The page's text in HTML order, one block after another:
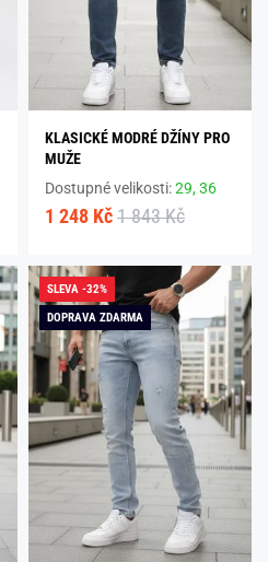
KLASICKÉ MODRÉ DŽÍNY PRO
MUŽE
Dostupné velikosti:29,36
1 248 Kč 1 843 Kč
SLEVA -32%
DOPRAVA ZDARMA